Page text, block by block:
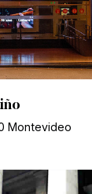
Montevideo